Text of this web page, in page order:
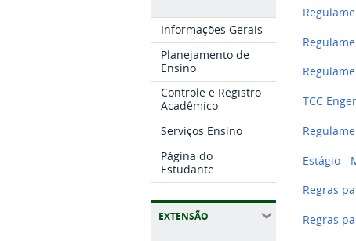
Informações Gerais
Planejamento de
Ensino
Controle e Registro
Acadêmico
Serviços Ensino
Página do
Estudante
EXTENSÃO
TCC
Estágio -
Regras
Regras